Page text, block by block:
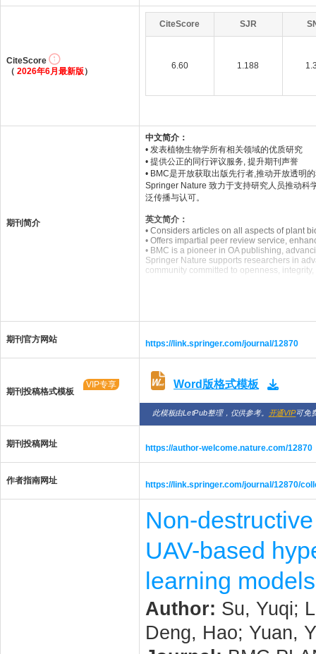
CiteScore
（ 2026年6月最新版）
CiteScore SJR
6.60 1.188
期刊简介
中文简介：
• 发表植物生物学所有相关领域的优质研究
• 提供公正的同行评议服务, 提升期刊声誉
• BMC是开放获取出版先行者,推动开放透明
Springer Nature 致力于支持研究人员推动科
泛传播与认可。
英文简介：
• Considers articles on all aspects of plant
• Offers impartial peer review service,
• BMC is a pioneer in OA publishing,
Springer Nature supports researchers in
community committed to openness,
期刊官方网站 https://link.springer.com/journal/12870
期刊投稿格式模板
VIP专享 Word版格式模板
此模板由LetPub整理，仅供参考。 开通VIP可免
期刊投稿网址 https://author-welcome.nature.com/12870
作者指南网址 https://link.springer.com/journal/12870/
Non-
UAV-based
learning models
Author: Su, Yuqi;
Deng, Hao; Yuan,